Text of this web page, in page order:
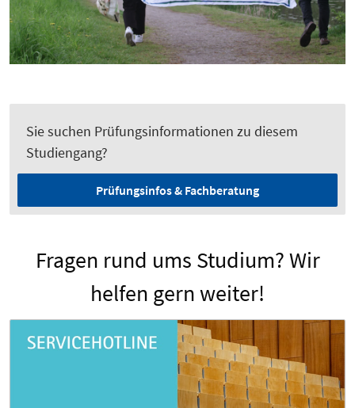
Sie suchen Prüfungsinformationen zu diesem
Studiengang?
Prüfungsinfos & Fachberatung
Fragen rund ums Studium? Wir
helfen gern weiter!